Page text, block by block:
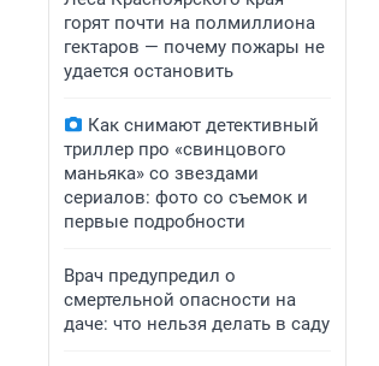
горят почти на полмиллиона
гектаров — почему пожары не
удается остановить
Как снимают детективный
триллер про «свинцового
маньяка» со звездами
сериалов: фото со съемок и
первые подробности
Врач предупредил о
смертельной опасности на
даче: что нельзя делать в саду